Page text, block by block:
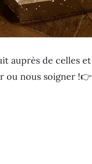
auprès de celles et
ou nous soigner !👉